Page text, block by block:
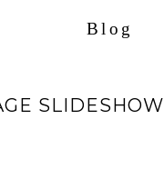
Blog
SLIDESHOW